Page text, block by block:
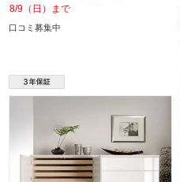
8/9（日）まで
口コミ募集中